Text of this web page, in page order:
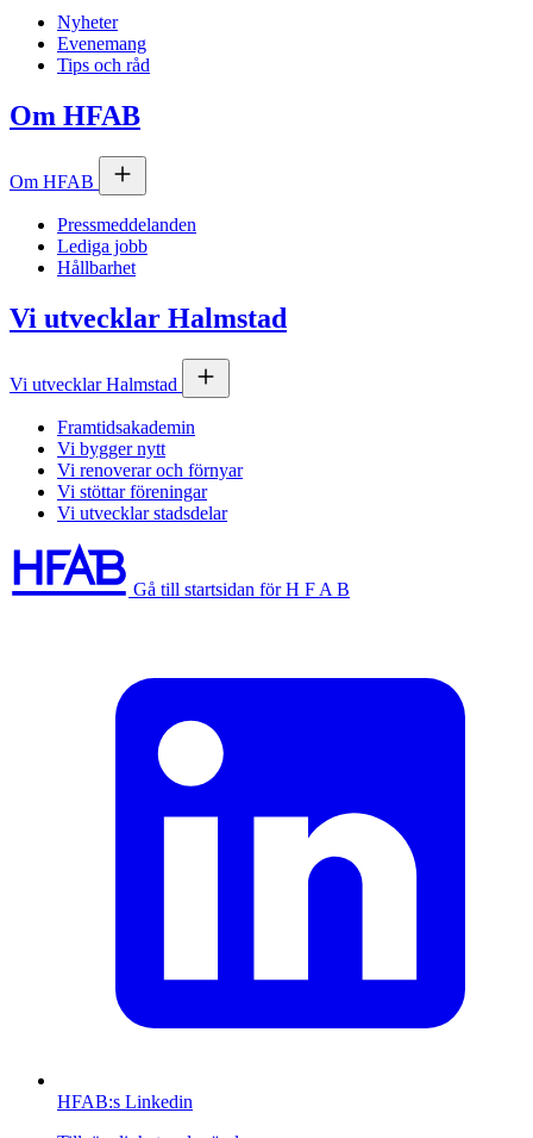
Nyheter
Evenemang
Tips och råd
Om HFAB
Om HFAB
Pressmeddelanden
Lediga jobb
Hållbarhet
Vi utvecklar Halmstad
Vi utvecklar Halmstad
Framtidsakademin
Vi bygger nytt
Vi renoverar och förnyar
Vi stöttar föreningar
Vi utvecklar stadsdelar
Gå till startsidan för H F A B
HFAB:s Linkedin